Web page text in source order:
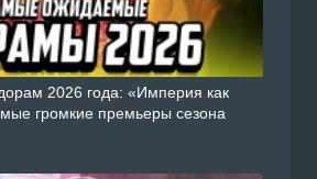
2026 года: «Империя как
громкие премьеры сезона